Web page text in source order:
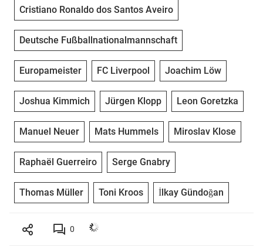
Cristiano Ronaldo dos Santos Aveiro
Deutsche Fußballnationalmannschaft
Europameister FC Liverpool Joachim Löw
Joshua Kimmich Jürgen Klopp Leon Goretzka
Manuel Neuer Mats Hummels Miroslav Klose
Raphaël Guerreiro Serge Gnabry
Thomas Müller Toni Kroos İlkay Gündoğan
0